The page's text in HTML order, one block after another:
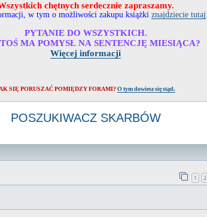
chętnych serdecznie zapraszamy.
w tym o możliwości zakupu książki znajdziecie tutaj
PYTANIE DO WSZYSTKICH.
MA POMYSŁ NA SENTENCJĘ MIESIĄCA?
Więcej informacji
SIĘ PORUSZAĆ POMIĘDZY FORAMI? O tym dowiesz się stąd.
POSZUKIWACZ SKARBÓW
1 2